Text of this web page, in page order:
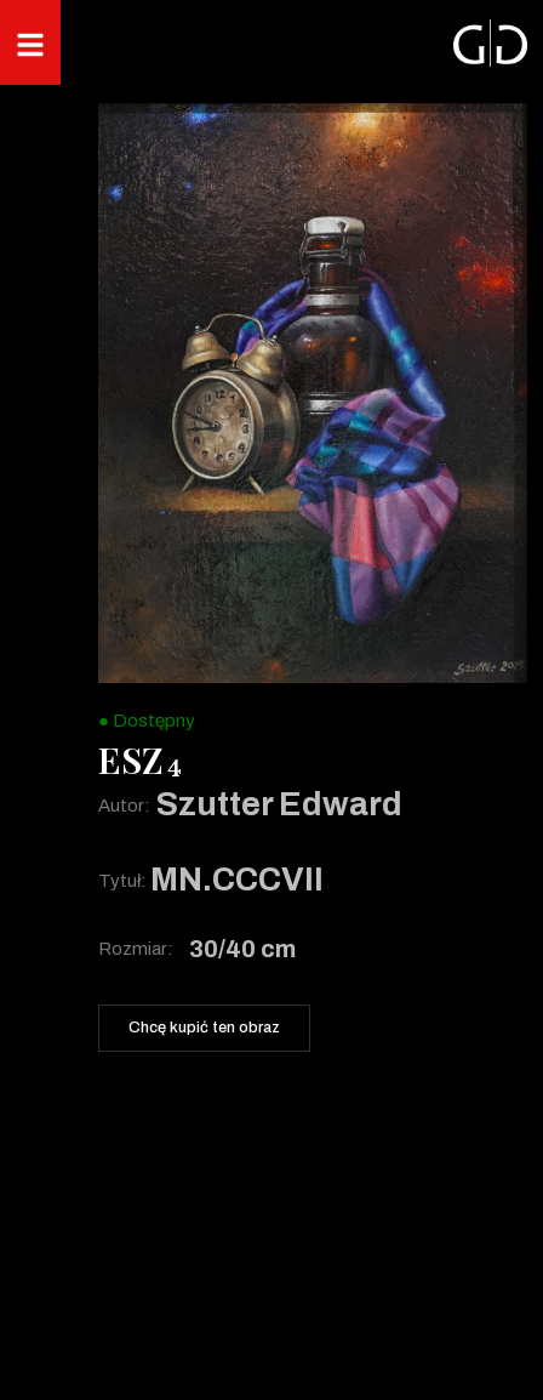
ESZ4
Autor: Szutter Edward
Tytuł: MN.CCCVII
Rozmiar: 30/40 cm
Chcę kupić ten obraz
● Dostępny